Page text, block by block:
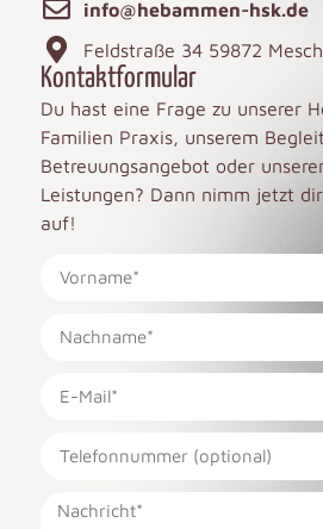
info@hebammen-hsk.de
Feldstraße 34 59872
Kontaktformular
Du hast eine Frage zu unserer
Familien Praxis, unserem
Betreuungsangebot oder
Leistungen? Dann nimm jetzt
auf!